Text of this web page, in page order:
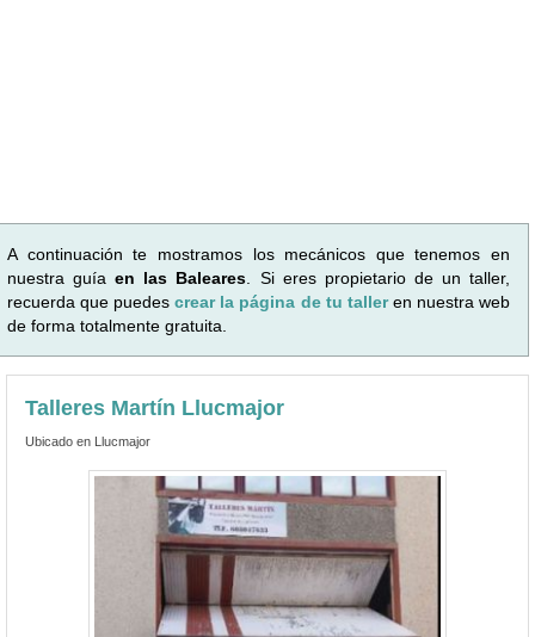
A continuación te mostramos los mecánicos que tenemos en
nuestra guíaen las Baleares . Si eres propietario de un taller,
recuerda que puedescrear la página de tu talleren nuestra web
de forma totalmente gratuita.
Talleres Martín Llucmajor
Ubicado en Llucmajor